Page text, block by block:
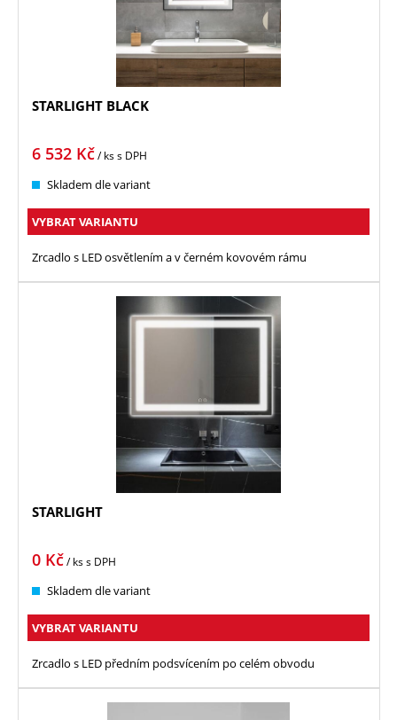
STARLIGHT BLACK
6 532 Kč/ kss DPH
Skladem dle variant
VYBRAT VARIANTU
Zrcadlo s LED osvětlením a v černém kovovém rámu
STARLIGHT
0 Kč/ kss DPH
Skladem dle variant
VYBRAT VARIANTU
Zrcadlo s LED předním podsvícením po celém obvodu